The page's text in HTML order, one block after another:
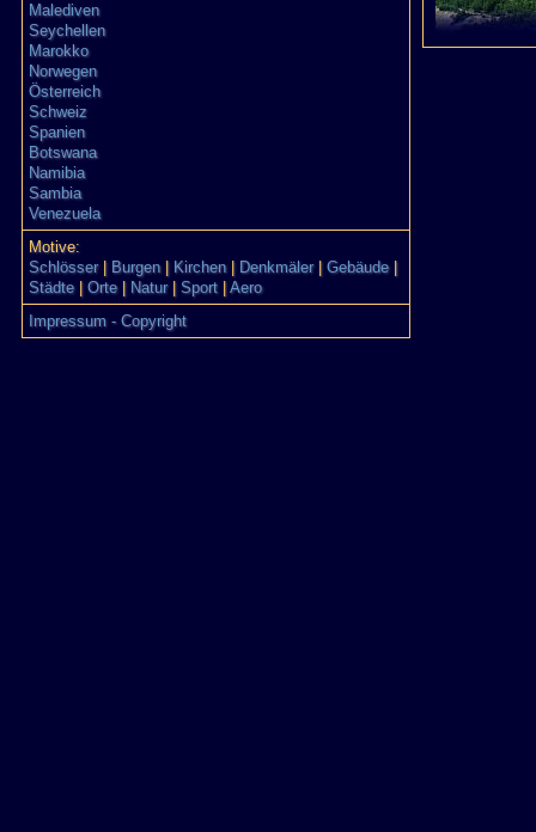
Malediven
Seychellen
Marokko
Norwegen
Österreich
Schweiz
Spanien
Botswana
Namibia
Sambia
Venezuela
Motive:
Schlösser| Burgen| Kirchen| Denkmäler| Gebäude|
Städte| Orte| Natur| Sport
Aero
Impressum - Copyright